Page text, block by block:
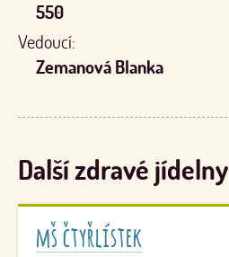
550
Vedoucí:
Zemanová Blanka
Další zdravé jídelny
mš čtyřlístek